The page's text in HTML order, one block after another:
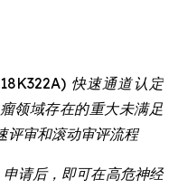
快速通道认定
领域存在的重大未满足
评审和滚动审评流程
请后，即可在高危神经